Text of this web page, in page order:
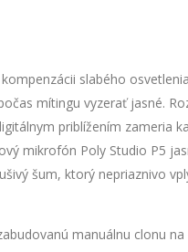
slabého
mítingu vyzerať jasné.
priblížením zameria
mikrofón Poly Studio P5
šum, ktorý nepriaznivo
manuálnu clonu na